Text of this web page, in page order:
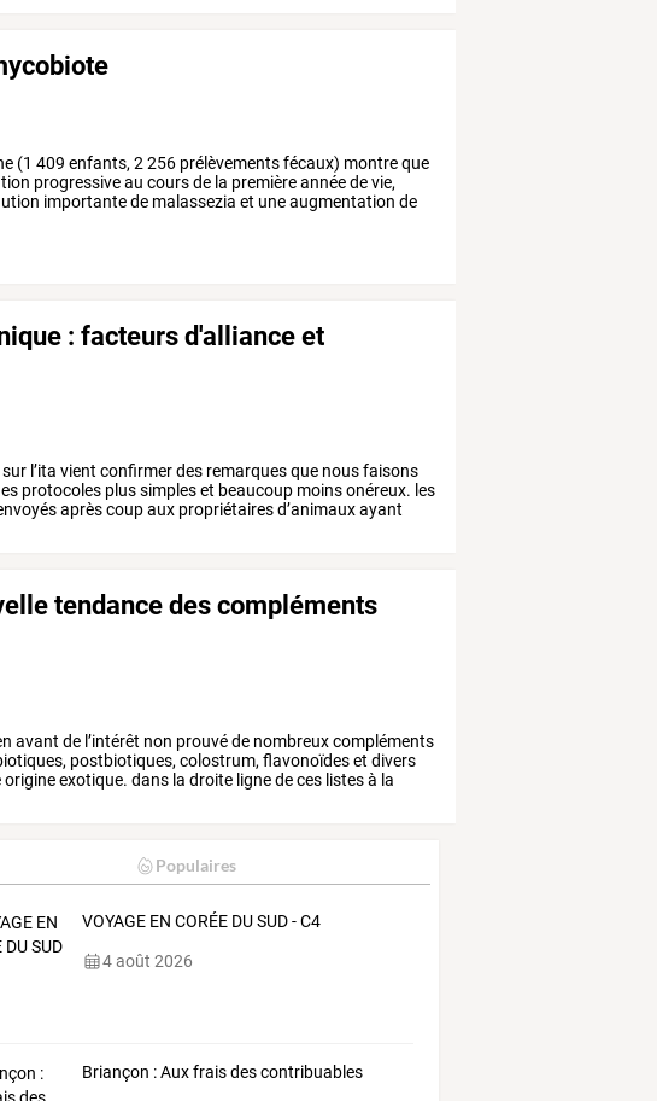
(1 409 enfants, 2 256 prélèvementsfécaux) montreque
progressiveau coursde la premièreannéedevie,
importantede malassezia et uneaugmentation de
: facteurs d'alliance et
sur l’ita vient confirmerdes remarquesque nousfaisons
protocoles plussimpleset beaucoup moinsonéreux. les
aprèscoupaux propriétairesd’animauxayant
tendance des compléments
avant de l’intérêt non prouvéde nombreuxcompléments
postbiotiques, colostrum, flavonoïdeset divers
origineexotique. dans la droite lignedeces listesà la
Populaires
VOYAGE EN CORÉE DU SUD - C4
4 août 2026
Briançon : Aux frais des contribuables